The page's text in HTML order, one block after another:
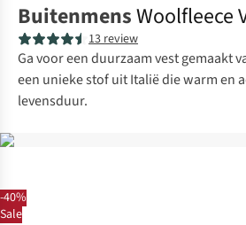
-40%
Sale
BuitenmensWoolfleece
13 review
Ga voor een duurzaam vest gemaakt
een unieke stof uit Italië die warm en
levensduur.